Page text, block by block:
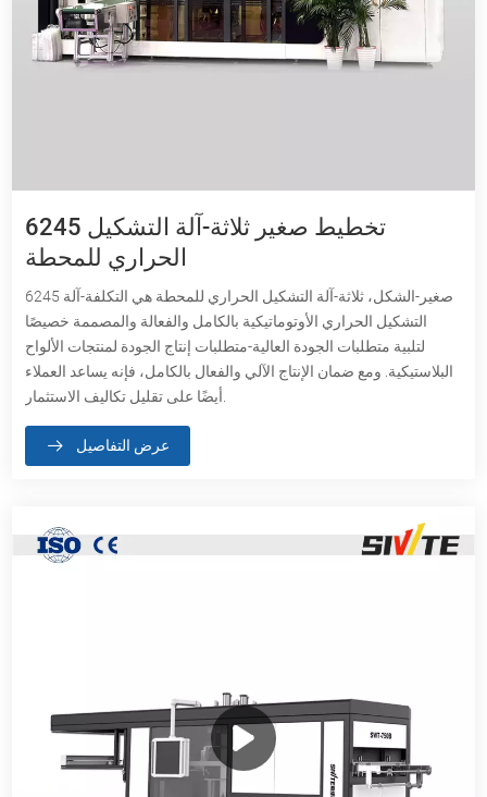
6245 تخطيط صغير ثلاثة-آلة التشكيل
الحراري للمحطة
6245 صغير-الشكل، ثلاثة-آلة التشكيل الحراري للمحطة هي التكلفة-آلة
التشكيل الحراري الأوتوماتيكية بالكامل والفعالة والمصممة خصيصًا
لتلبية متطلبات الجودة العالية-متطلبات إنتاج الجودة لمنتجات الألواح
البلاستيكية. ومع ضمان الإنتاج الآلي والفعال بالكامل، فإنه يساعد العملاء
عرض التفاصيل